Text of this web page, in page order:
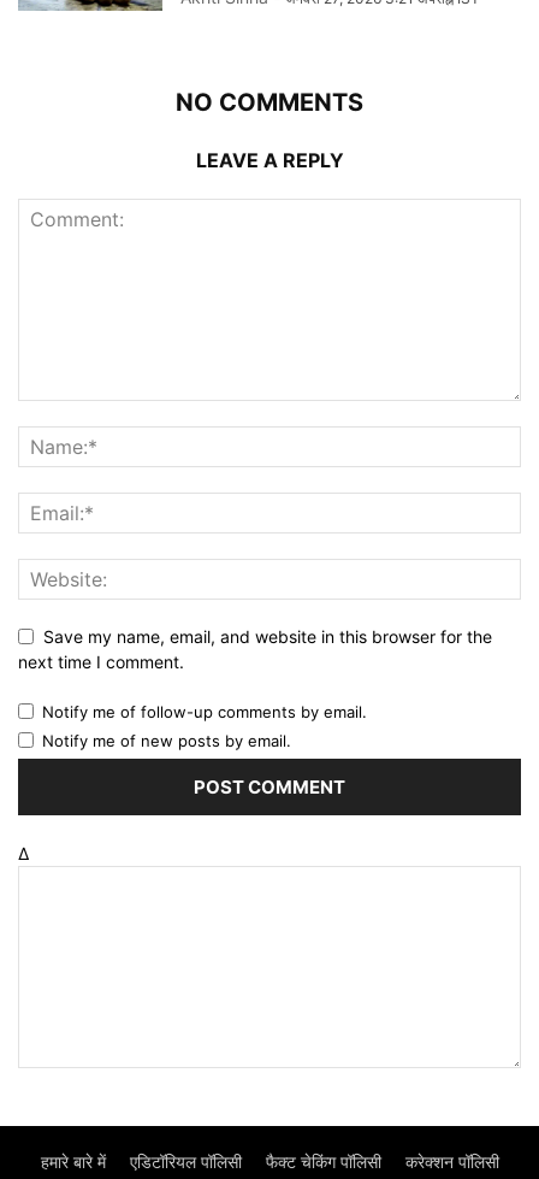
NO COMMENTS
LEAVE A REPLY
Save my name, email, and website in this browser for the
next time I comment.
Notify me of follow-up comments by email.
Notify me of new posts by email.
Δ
हमारे बारे में एडिटॉरियल पॉलिसी फैक्ट चेकिंग पॉलिसी करेक्शन पॉलिसी